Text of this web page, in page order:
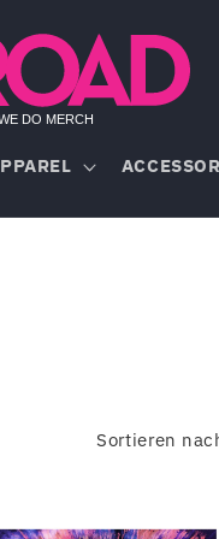
Sortieren